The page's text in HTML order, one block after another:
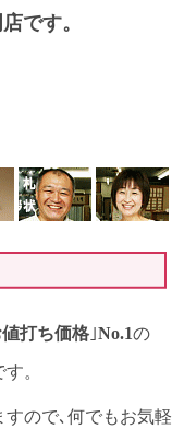
です。
打ち価格｣No.1の
。
ので､何でもお気軽